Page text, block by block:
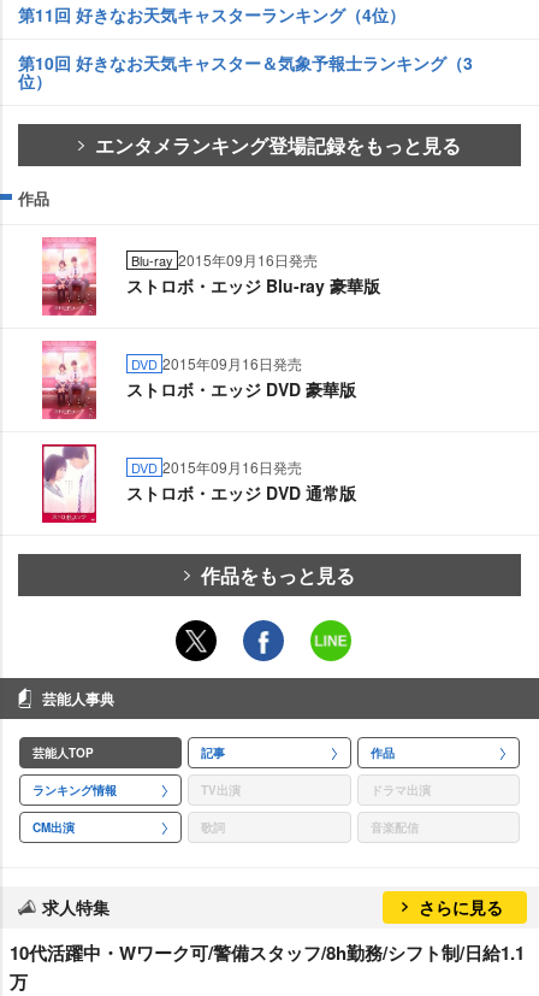
第11回 好きなお天気キャスターランキング（4位）
第10回 好きなお天気キャスター＆気象予報士ランキング（3
位）
エンタメランキング登場記録をもっと見る
作品
Blu-ray 2015年09月16日発売
ストロボ・エッジ Blu-ray 豪華版
DVD 2015年09月16日発売
ストロボ・エッジ DVD 豪華版
DVD 2015年09月16日発売
ストロボ・エッジ DVD 通常版
作品をもっと見る
芸能人事典
芸能人TOP 記事 作品
ランキング情報 TV出演 ドラマ出演
CM出演 歌詞 音楽配信
求人特集 さらに見る
10代活躍中・Wワーク可/警備スタッフ/8h勤務/シフト制/日給1.1
万